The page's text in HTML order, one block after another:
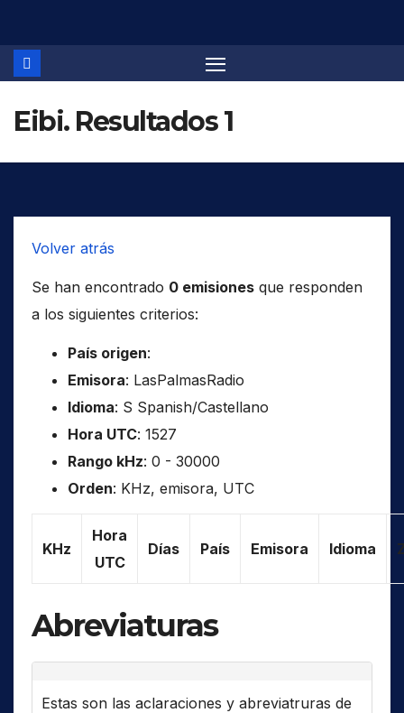
contenido
Eibi. Resultados 1
Volver atrás
Se han encontrado 0 emisiones que responden
a los siguientes criterios:
País origen:
Emisora: LasPalmasRadio
Idioma: S Spanish/Castellano
Hora UTC: 1527
Rango kHz: 0 - 30000
Orden: KHz, emisora, UTC
KHz
Hora
UTC
Días País Emisora Idioma
Abreviaturas
Estas son las aclaraciones y abreviatruras de